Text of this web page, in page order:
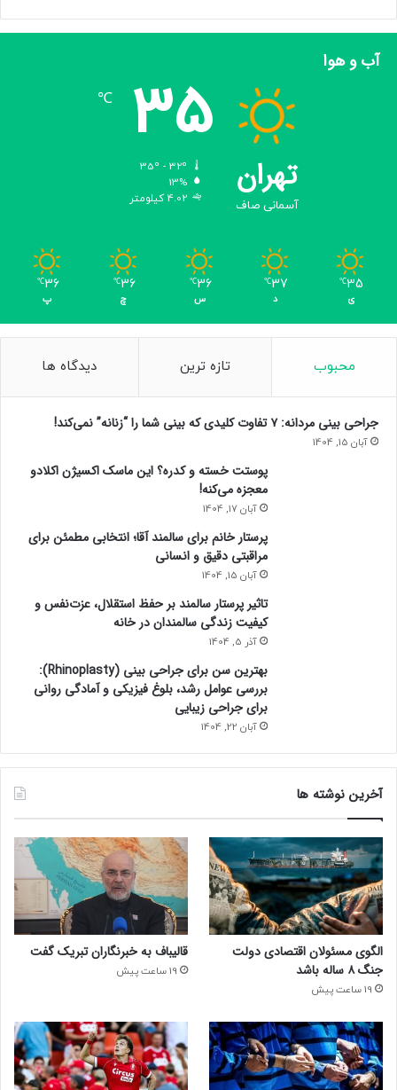
د
ز
د
آب و هوا
تهران
آسمانی صاف
35
℃
13%
4.02 کیلومتر
35
℃
ی
37
℃
د
36
℃
س
36
℃
چ
36
℃
پ
محبوب تازه ترین دیدگاه ها
جراحی بینی مردانه: ۷ تفاوت کلیدی که بینی شما را “زنانه” نمی‌کند!
آبان 15, 1404
پوستت خسته و کدره؟ این ماسک اکسیژن اکلادو
معجزه می‌کنه!
آبان 17, 1404
پرستار خانم برای سالمند آقا؛ انتخابی مطمئن برای
مراقبتی دقیق و انسانی
آبان 15, 1404
تاثیر پرستار سالمند بر حفظ استقلال، عزت‌نفس و
کیفیت زندگی سالمندان در خانه
آذر 5, 1404
بهترین سن برای جراحی بینی (Rhinoplasty):
بررسی عوامل رشد، بلوغ فیزیکی و آمادگی روانی
برای جراحی زیبایی
آبان 22, 1404
آخرین نوشته ها
الگوی مسئولان اقتصادی دولت
جنگ ۸ ساله باشد
19 ساعت پیش
قالیباف به خبرنگاران تبریک گفت
19 ساعت پیش